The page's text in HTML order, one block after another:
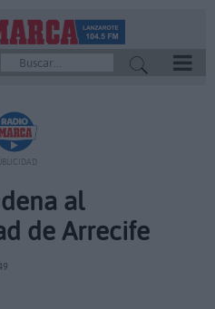
al
de Arrecife